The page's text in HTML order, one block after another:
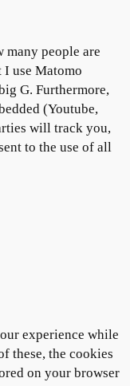
many people are
use Matomo
G. Furthermore,
(Youtube,
will track you,
to the use of all
experience while
these, the cookies
on your browser